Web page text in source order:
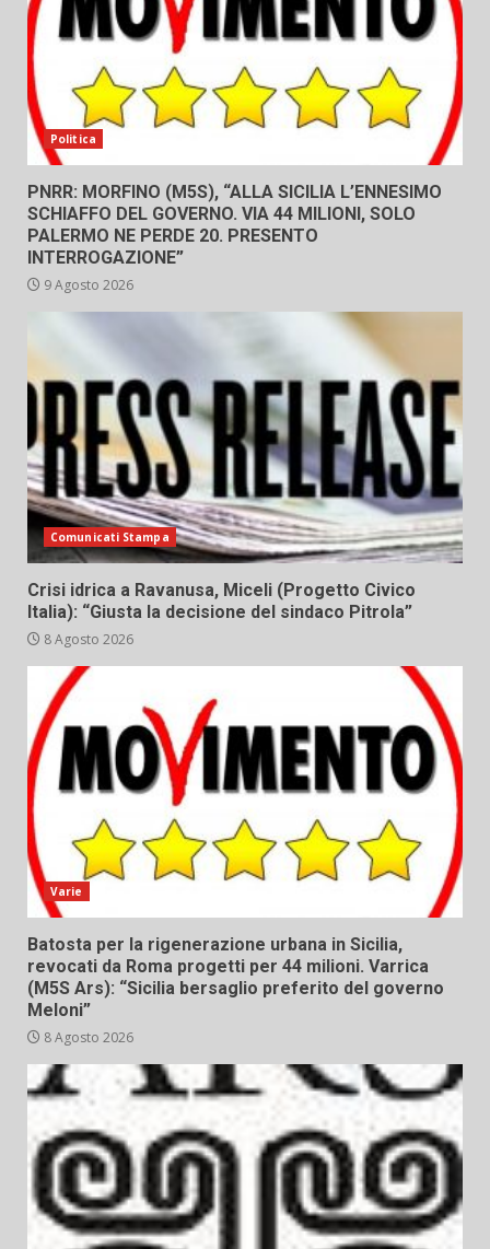
Politica
PNRR: MORFINO (M5S), “ALLA SICILIA L’ENNESIMO
SCHIAFFO DEL GOVERNO. VIA 44 MILIONI, SOLO
PALERMO NE PERDE 20. PRESENTO
INTERROGAZIONE”
9 Agosto 2026
Comunicati Stampa
Crisi idrica a Ravanusa, Miceli (Progetto Civico
Italia): “Giusta la decisione del sindaco Pitrola”
8 Agosto 2026
Varie
Batosta per la rigenerazione urbana in Sicilia,
revocati da Roma progetti per 44 milioni. Varrica
(M5S Ars): “Sicilia bersaglio preferito del governo
Meloni”
8 Agosto 2026